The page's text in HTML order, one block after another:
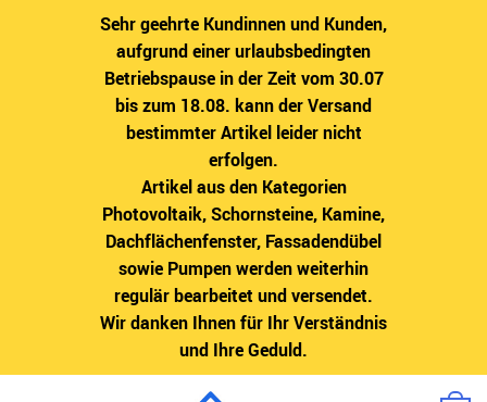
Sehr geehrte Kundinnen und Kunden,
aufgrund einer urlaubsbedingten
Betriebspause in der Zeit vom 30.07
bis zum 18.08. kann der Versand
bestimmter Artikel leider nicht
erfolgen.
Artikel aus den Kategorien
Photovoltaik, Schornsteine, Kamine,
Dachflächenfenster, Fassadendübel
sowie Pumpen werden weiterhin
regulär bearbeitet und versendet.
Wir danken Ihnen für Ihr Verständnis
und Ihre Geduld.